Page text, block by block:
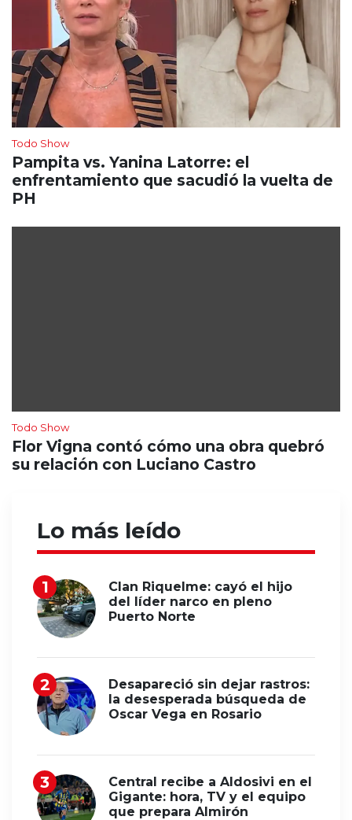
Todo Show
Pampita vs. Yanina Latorre: el
enfrentamiento que sacudió la vuelta de
PH
Todo Show
Flor Vigna contó cómo una obra quebró
su relación con Luciano Castro
Lo más leído
Clan Riquelme: cayó el hijo
del líder narco en pleno
Puerto Norte
Desapareció sin dejar rastros:
la desesperada búsqueda de
Oscar Vega en Rosario
Central recibe a Aldosivi en el
Gigante: hora, TV y el equipo
que prepara Almirón